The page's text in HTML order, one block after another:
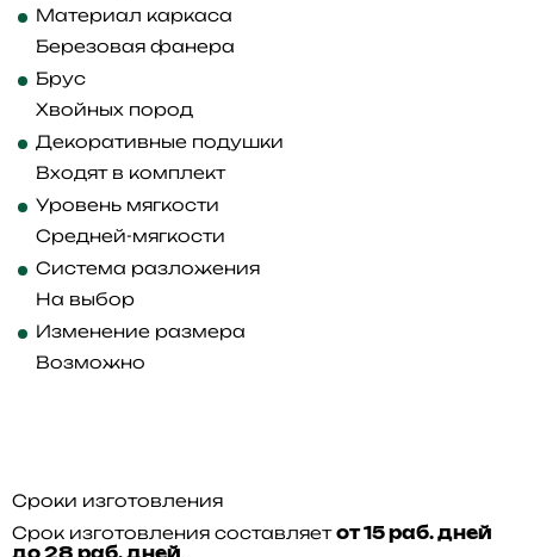
Материал каркаса
Березовая фанера
Брус
Хвойных пород
Декоративные подушки
Входят в комплект
Уровень мягкости
Средней-мягкости
Система разложения
На выбор
Изменение размера
Возможно
Сроки изготовления
Срок изготовления составляет от 15 раб. дней
.